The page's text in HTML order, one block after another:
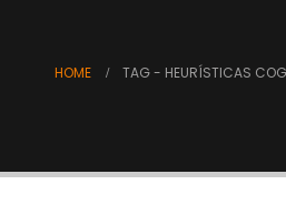
HOME TAG - HEURÍSTICAS